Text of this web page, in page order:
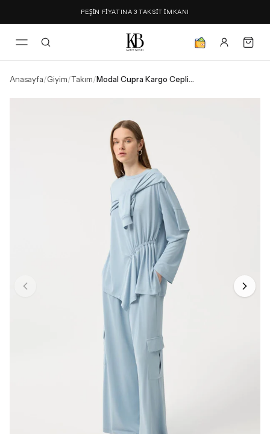
PEŞİN FİYATINA 3 TAKSİT İMKANI
Anasayfa/Giyim/Takım/ Modal Cupra Kargo Cepli Takım Açık Mavi